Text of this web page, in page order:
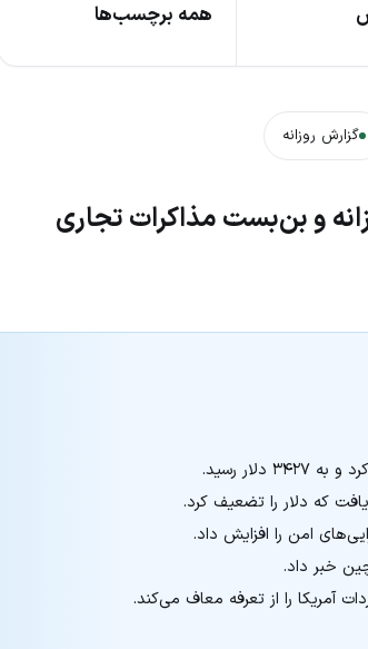
همه برچسب‌ها
گزارش روزانه
و بن‌بست مذاکرات تجاری
که دلار را تضعیف کرد.
امن را افزایش داد.
خبر داد.
آمریکا را از تعرفه معاف می‌کند.